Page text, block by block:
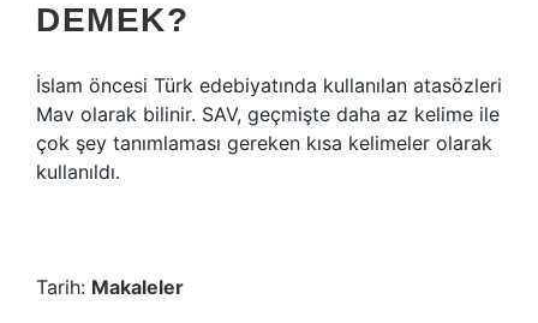
DEMEK?
İslam öncesi Türk edebiyatında kullanılan atasözleri
Mav olarak bilinir. SAV, geçmişte daha az kelime ile
çok şey tanımlaması gereken kısa kelimeler olarak
kullanıldı.
Tarih: Makaleler